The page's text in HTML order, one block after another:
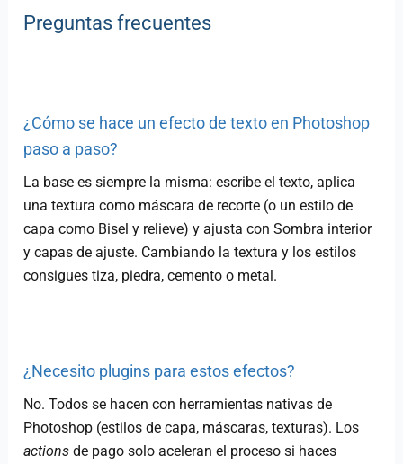
Preguntas frecuentes
¿Cómo se hace un efecto de texto en Photoshop
paso a paso?
La base es siempre la misma: escribe el texto, aplica
una textura como máscara de recorte (o un estilo de
capa como Bisel y relieve) y ajusta con Sombra interior
y capas de ajuste. Cambiando la textura y los estilos
consigues tiza, piedra, cemento o metal.
¿Necesito plugins para estos efectos?
No. Todos se hacen con herramientas nativas de
Photoshop (estilos de capa, máscaras, texturas). Los
actions de pago solo aceleran el proceso si haces